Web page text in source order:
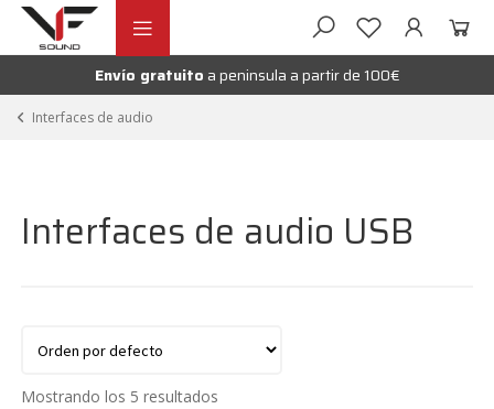
Ir
navegación
Ir
contenidoEnvío gratuito a peninsula a partir de 100€
Interfaces de audio
Interfaces de audio USB
Mostrando los 5 resultados